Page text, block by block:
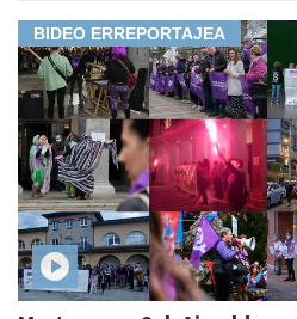
BIDEO ERREPORTAJEA